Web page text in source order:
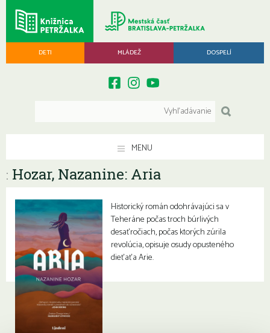
DETI MLÁDEŽ DOSPELÍ
MENU
: Hozar, Nazanine: Aria
Historický román odohrávajúci sa v
Teheráne počas troch búrlivých
desaťročiach, počas ktorých zúrila
revolúcia, opisuje osudy opusteného
dieťaťa Arie.